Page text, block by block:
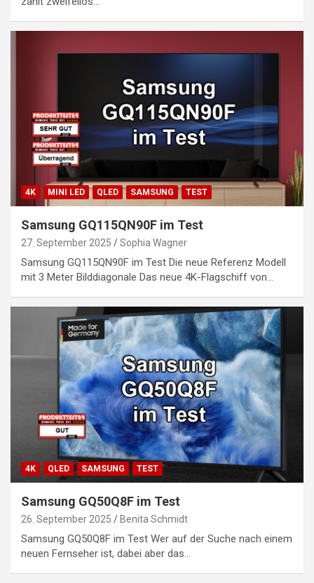
4K MINI LED QLED SAMSUNG TEST
Samsung GQ115QN90F im Test
27. September 2025 Sophia Wagner
Samsung GQ115QN90F im Test Die neue Referenz Modell
mit 3 Meter Bilddiagonale Das neue 4K-Flagschiff von…
4K QLED SAMSUNG TEST
Samsung GQ50Q8F im Test
26. September 2025 Benita Schmidt
Samsung GQ50Q8F im Test Wer auf der Suche nach einem
neuen Fernseher ist, dabei aber das…